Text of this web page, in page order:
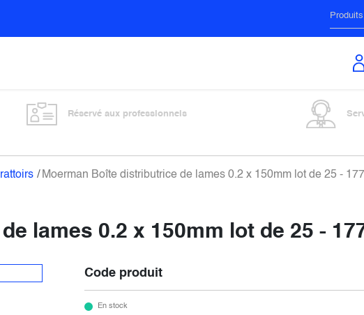
Réservé aux professionnels
Moerman Boîte distributrice de lames 0.2 x 150mm lot de 25 -
lames 0.2 x 150mm lot de 25 -
Code produit
En stock